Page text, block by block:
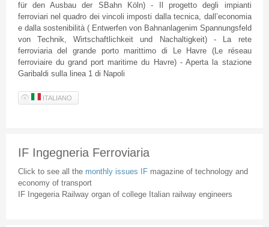
fürdenAusbau der SBahn Köln) - Il progetto degli
impianti
ferroviari nel quadro dei vincoli imposti dalla tecnica, dall’economia
e dalla sostenibilità( Entwerfenvon Bahnanlagenim Spannungsfeld
von Technik,Wirtschaftlichkeit und Nachaltigkeit) - La rete
ferroviariadel grande porto marittimo di Le Havre (Le réseau
ferroviairedu grand port maritime du Havre) -Apertala stazione
Garibaldi sulla linea1 di Napoli
ITALIANO
IF Ingegneria Ferroviaria
Click to see all the monthly issues IF magazine of technology and
economy of transport
IF Ingegeria Railway organ of college Italian railway engineers